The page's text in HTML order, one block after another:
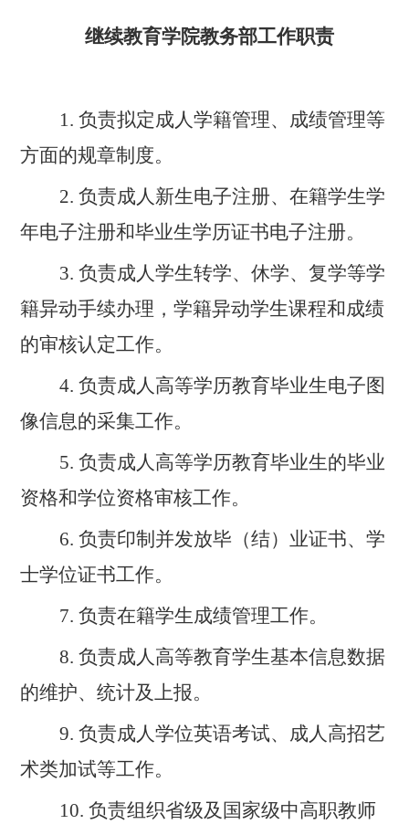
继续教育学院教务部工作职责
1.负责拟定成人学籍管理、成绩管理等
方面的规章制度。
2.负责成人新生电子注册、在籍学生学
年电子注册和毕业生学历证书电子注册。
3.负责成人学生转学、休学、复学等学
籍异动手续办理，学籍异动学生课程和成绩
的审核认定工作。
4.负责成人高等学历教育毕业生电子图
像信息的采集工作。
5.负责成人高等学历教育毕业生的毕业
资格和学位资格审核工作。
6.负责印制并发放毕（结）业证书、学
士学位证书工作。
7.负责在籍学生成绩管理工作。
8.负责成人高等教育学生基本信息数据
的维护、统计及上报。
9.负责成人学位英语考试、成人高招艺
术类加试等工作。
10.负责组织省级及国家级中高职教师